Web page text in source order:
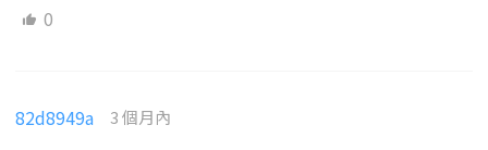
0
82d8949a 3 個月內